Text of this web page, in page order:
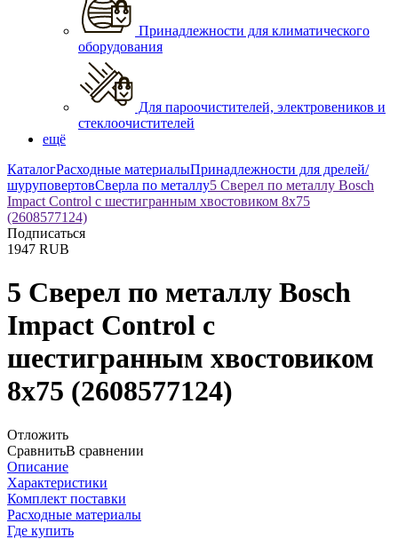
Принадлежности для климатического
оборудования
Для пароочистителей, электровеников и
стеклоочистителей
ещё
КаталогРасходные материалыПринадлежности для дрелей/
шуруповертовСверла по металлу5 Сверел по металлу Bosch
Impact Control с шестигранным хвостовиком 8x75
(2608577124)
Подписаться
1947 RUB
5 Сверел по металлу Bosch
Impact Control с
шестигранным хвостовиком
8x75 (2608577124)
Отложить
СравнитьВ сравнении
Описание
Характеристики
Комплект поставки
Расходные материалы
Где купить